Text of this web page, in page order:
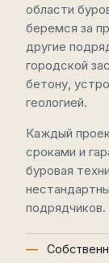
области
беремся за
другие
городской
бетону,
геологией.
Каждый
сроками и
буровая
подрядчиков.